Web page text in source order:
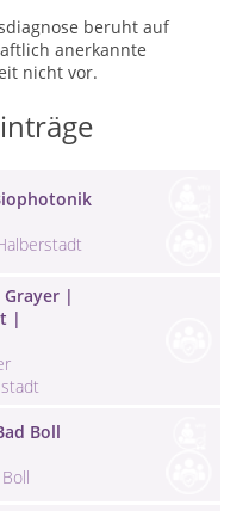
beruht auf
anerkannte
nicht vor.
|
|
Boll